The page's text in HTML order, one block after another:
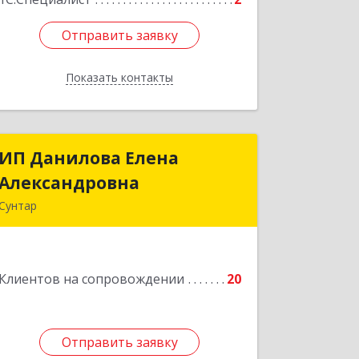
Отправить заявку
Показать контакты
Отправить заявку
Назад
ИП Данилова Елена
Клиентов на сопровождении 20
Отправить заявку
ИП Данилова Елена
Александровна
Отправить заявку